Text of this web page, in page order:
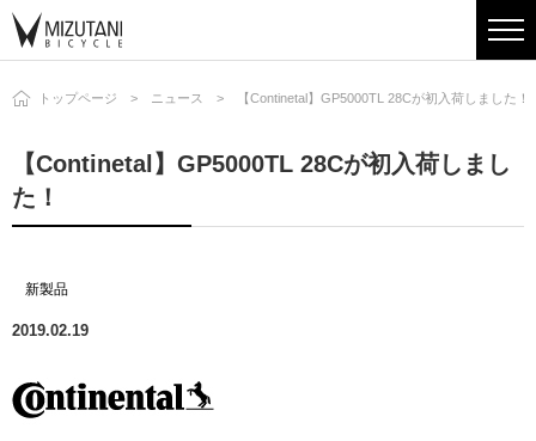
トップページ ニュース 【Continetal】GP5000TL 28Cが初入荷しました！
【Continetal】GP5000TL 28Cが初入荷しまし
た！
新製品
2019.02.19